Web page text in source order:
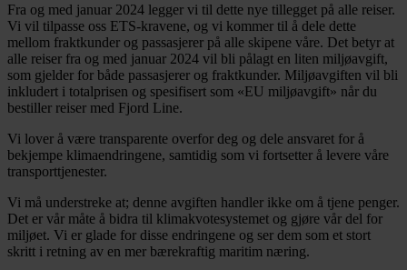
Fra og med januar 2024 legger vi til dette nye tillegget på alle reiser.
Vi vil tilpasse oss ETS-kravene, og vi kommer til å dele dette
mellom fraktkunder og passasjerer på alle skipene våre. Det betyr at
alle reiser fra og med januar 2024 vil bli pålagt en liten miljøavgift,
som gjelder for både passasjerer og fraktkunder. Miljøavgiften vil bli
inkludert i totalprisen og spesifisert som «EU miljøavgift» når du
bestiller reiser med Fjord Line.
Vi lover å være transparente overfor deg og dele ansvaret for å
bekjempe klimaendringene, samtidig som vi fortsetter å levere våre
transporttjenester.
Vi må understreke at; denne avgiften handler ikke om å tjene penger.
Det er vår måte å bidra til klimakvotesystemet og gjøre vår del for
miljøet. Vi er glade for disse endringene og ser dem som et stort
skritt i retning av en mer bærekraftig maritim næring.